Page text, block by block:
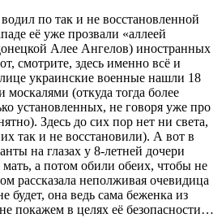
по так и не восстановленной
её уже прозвали «аллеей
Алее Ангелов) иностранных
смотрите, здесь именно всё и
украинские военные нашли 18
(откуда тогда более
установленных, не говоря уже про
Здесь до сих пор нет ни света,
так и не восстановили). А вот в
на глазах у 8-летней дочери
мать, а потом обили обеих, чтобы не
рассказала неполживая очевидица
будет, она ведь сама беженка из
покажем в целях её безопасности…